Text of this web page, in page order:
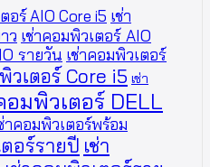
อร์ AIO Core i5 เช่า
ว เช่าคอมพิวเตอร์ AIO
รายวัน เช่าคอมพิวเตอร์
วเตอร์ Core i5 เช่า
อมพิวเตอร์ DELL
าคอมพิวเตอร์พร้อม
อร์รายปี เช่า